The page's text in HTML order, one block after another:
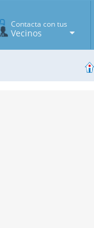
Contacta con tus
Vecinos